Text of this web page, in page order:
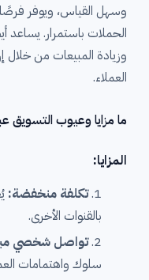
وسهل القياس، ويوفر
الحملات باستمرار. يساعد
وزيادة المبيعات من
العملاء.
ما مزايا وعيوب التسويق
المزايا:
تكلفة منخفضة:
بالقنوات الأخرى.
تواصل شخصي
سلوك واهتمامات